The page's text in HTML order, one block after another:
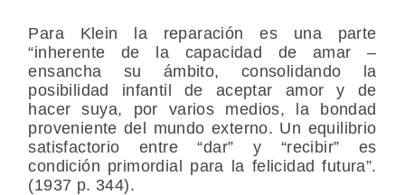
Para Klein la reparación es una parte
“inherente de la capacidad de amar –
ensancha su ámbito, consolidando la
posibilidad infantil de aceptar amor y de
hacer suya, por varios medios, la bondad
proveniente del mundo externo. Un equilibrio
satisfactorio entre “dar” y “recibir” es
condición primordial para la felicidad futura”.
(1937 p. 344).